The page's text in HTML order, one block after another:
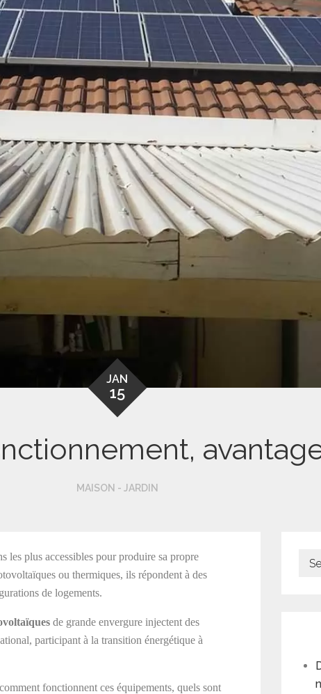
JAN
15
MAISON - JARDIN
les plus accessibles pour produire sa propre
ou thermiques, ils répondent à des
de logements.
de grande envergure injectent des
participant à la transition énergétique à
fonctionnent ces équipements, quels sont